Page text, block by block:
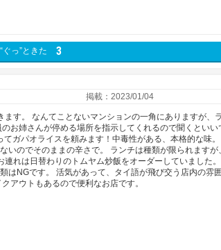
ぐっ”ときた 3
掲載：2023/01/04
す。 なんてことないマンションの一角にありますが、
お姉さんが停める場所を指示してくれるので聞くといい
ガパオライスを頼みます！中毒性がある、本格的な味
いのでそのままの辛さで。 ランチは種類が限られますが
れは日替わりのトムヤム炒飯をオーダーしていました
はNGです。 活気があって、タイ語が飛び交う店内の雰
アウトもあるので便利なお店です。